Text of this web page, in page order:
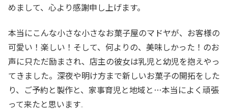
めまして、心より感謝申し上げます。
本当にこんな小さな小さなお菓子屋のマドヤが、お客様の
可愛い！楽しい！そして、何よりの、美味しかった！のお
声に只ただ励まされ、店主の彼女は乳児と幼児を抱えやっ
てきました。深夜や明け方まで新しいお菓子の開拓をした
り、ご予約と製作と、家事育児と地域と…本当によく頑張
って来たと思います